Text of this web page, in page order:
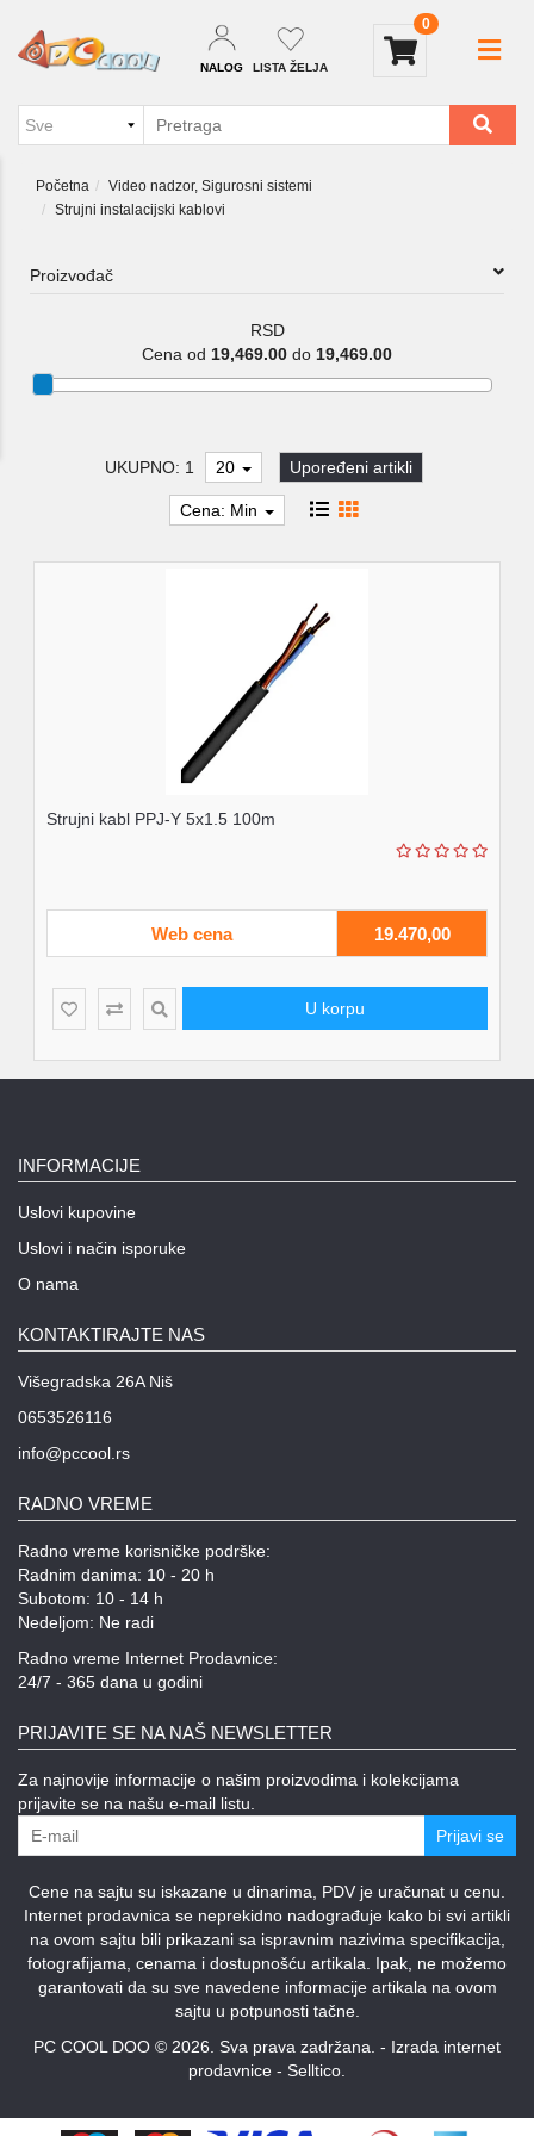
NALOG LISTA ŽELJA
0
Početna
Video nadzor, Sigurosni sistemi
Strujni instalacijski kablovi
Proizvođač
RSD
Cena od 19,469.00 do 19,469.00
UKUPNO: 1 20 Upoređeni artikli
Cena: Min
Strujni kabl PPJ-Y 5x1.5 100m
Web cena 19.470,00
U korpu
INFORMACIJE
Uslovi kupovine
Uslovi i način isporuke
O nama
KONTAKTIRAJTE NAS
Višegradska 26A Niš
0653526116
info@pccool.rs
RADNO VREME
Radno vreme korisničke podrške:
Radnim danima: 10 - 20 h
Subotom: 10 - 14 h
Nedeljom: Ne radi
Radno vreme Internet Prodavnice:
24/7 - 365 dana u godini
PRIJAVITE SE NA NAŠ NEWSLETTER
Za najnovije informacije o našim proizvodima i kolekcijama
prijavite se na našu e-mail listu.
Prijavi se
Cene na sajtu su iskazane u dinarima, PDV je uračunat u cenu.
Internet prodavnica se neprekidno nadograđuje kako bi svi artikli
na ovom sajtu bili prikazani sa ispravnim nazivima specifikacija,
fotografijama, cenama i dostupnošću artikala. Ipak, ne možemo
garantovati da su sve navedene informacije artikala na ovom
sajtu u potpunosti tačne.
PC COOL DOO © 2026. Sva prava zadržana. - Izrada internet
prodavnice - Selltico.